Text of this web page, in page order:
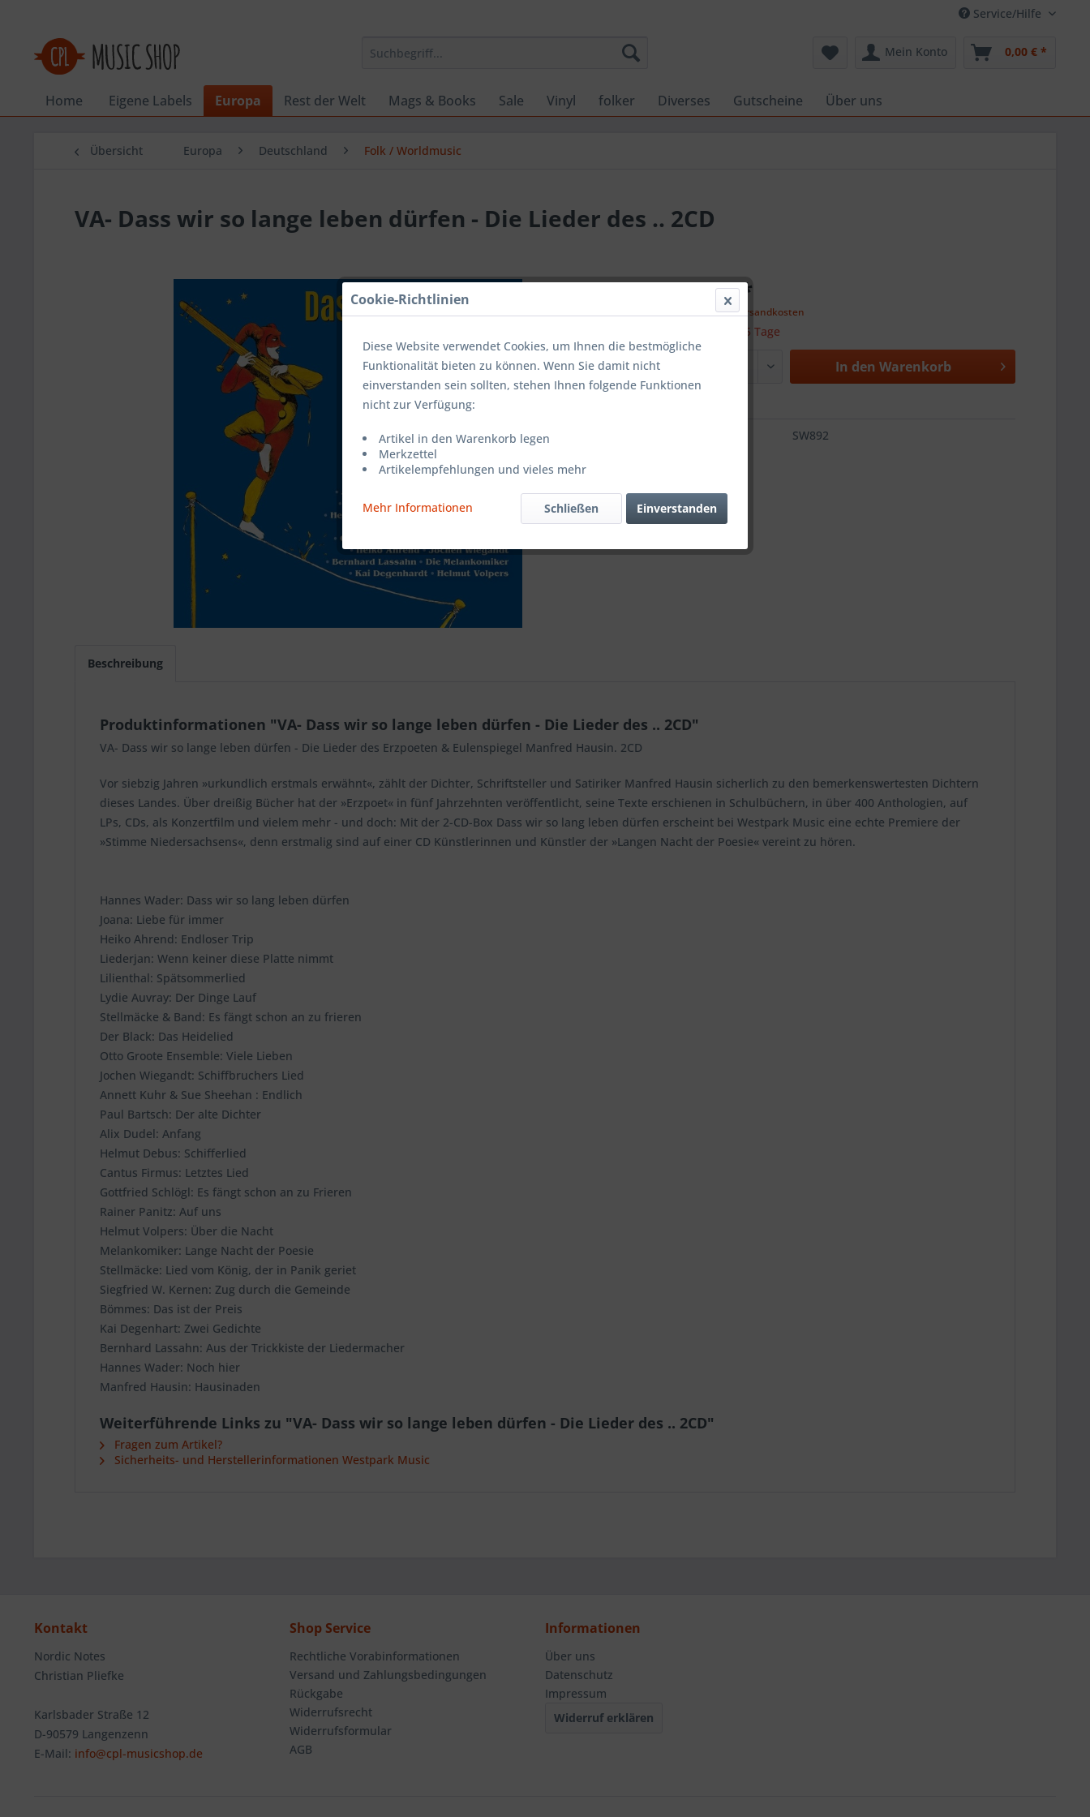
Service/Hilfe
Mein Konto 0,00 € *
Home Eigene Labels Europa Rest der Welt Mags & Books Sale Vinyl folker Diverses Gutscheine Über uns
Übersicht Europa Deutschland Folk / Worldmusic
VA- Dass wir so lange leben dürfen - Die Lieder des .. 2CD
19,99 € *
zzgl. Versandkosten
Lieferzeit ca. 5 Tage
In den Warenkorb
SW892
Beschreibung
Produktinformationen "VA- Dass wir so lange leben dürfen - Die Lieder des .. 2CD"
VA- Dass wir so lange leben dürfen - Die Lieder des Erzpoeten & Eulenspiegel Manfred Hausin. 2CD
Vor siebzig Jahren »urkundlich erstmals erwähnt«, zählt der Dichter, Schriftsteller und Satiriker Manfred Hausin sicherlich zu den bemerkenswertesten Dichtern
dieses Landes. Über dreißig Bücher hat der »Erzpoet« in fünf Jahrzehnten veröffentlicht, seine Texte erschienen in Schulbüchern, in über 400 Anthologien, auf
LPs, CDs, als Konzertfilm und vielem mehr - und doch: Mit der 2-CD-Box Dass wir so lang leben dürfen erscheint bei Westpark Music eine echte Premiere der
»Stimme Niedersachsens«, denn erstmalig sind auf einer CD Künstlerinnen und Künstler der »Langen Nacht der Poesie« vereint zu hören.
Hannes Wader: Dass wir so lang leben dürfen
Joana: Liebe für immer
Heiko Ahrend: Endloser Trip
Liederjan: Wenn keiner diese Platte nimmt
Lilienthal: Spätsommerlied
Lydie Auvray: Der Dinge Lauf
Stellmäcke & Band: Es fängt schon an zu frieren
Der Black: Das Heidelied
Otto Groote Ensemble: Viele Lieben
Jochen Wiegandt: Schiffbruchers Lied
Annett Kuhr & Sue Sheehan : Endlich
Paul Bartsch: Der alte Dichter
Alix Dudel: Anfang
Helmut Debus: Schifferlied
Cantus Firmus: Letztes Lied
Gottfried Schlögl: Es fängt schon an zu Frieren
Rainer Panitz: Auf uns
Helmut Volpers: Über die Nacht
Melankomiker: Lange Nacht der Poesie
Stellmäcke: Lied vom König, der in Panik geriet
Siegfried W. Kernen: Zug durch die Gemeinde
Bömmes: Das ist der Preis
Kai Degenhart: Zwei Gedichte
Bernhard Lassahn: Aus der Trickkiste der Liedermacher
Hannes Wader: Noch hier
Manfred Hausin: Hausinaden
Weiterführende Links zu "VA- Dass wir so lange leben dürfen - Die Lieder des .. 2CD"
Fragen zum Artikel?
Sicherheits- und Herstellerinformationen Westpark Music
Kontakt
Nordic Notes
Christian Pliefke
Karlsbader Straße 12
D-90579 Langenzenn
E-Mail: info@cpl-musicshop.de
Shop Service
Rechtliche Vorabinformationen
Versand und Zahlungsbedingungen
Rückgabe
Widerrufsrecht
Widerrufsformular
AGB
Informationen
Über uns
Datenschutz
Impressum
Widerruf erklären
Cookie-Richtlinien
Diese Website verwendet Cookies, um Ihnen die bestmögliche
Funktionalität bieten zu können. Wenn Sie damit nicht
einverstanden sein sollten, stehen Ihnen folgende Funktionen
nicht zur Verfügung:
Artikel in den Warenkorb legen
Merkzettel
Artikelempfehlungen und vieles mehr
Mehr Informationen Einverstanden
Schließen